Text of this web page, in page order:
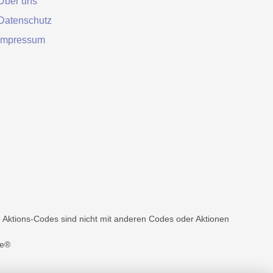
Impressum
Codes sind nicht mit anderen Codes oder Aktionen